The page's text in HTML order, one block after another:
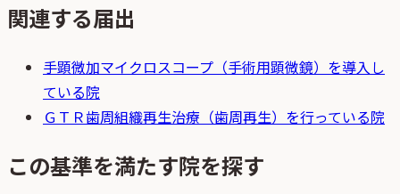
関連する届出
手顕微加マイクロスコープ（手術用顕微鏡）を導入し
ている院
ＧＴＲ歯周組織再生治療（歯周再生）を行っている院
この基準を満たす院を探す